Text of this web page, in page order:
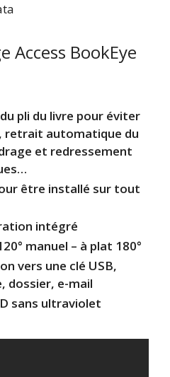
Access BookEye
pli du livre pour éviter
retrait automatique du
et redressement
être installé sur tout
intégré
manuel – à plat 180°
vers une clé USB,
dossier, e-mail
sans ultraviolet